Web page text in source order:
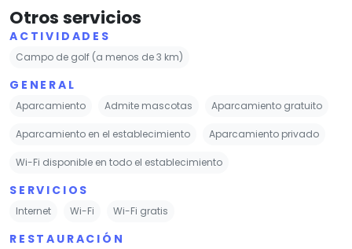
Otros servicios
ACTIVIDADES
Campo de golf (a menos de 3 km)
GENERAL
Aparcamiento Admite mascotas Aparcamiento gratuito
Aparcamiento en el establecimiento Aparcamiento privado
Wi-Fi disponible en todo el establecimiento
SERVICIOS
Internet Wi-Fi Wi-Fi gratis
RESTAURACIÓN